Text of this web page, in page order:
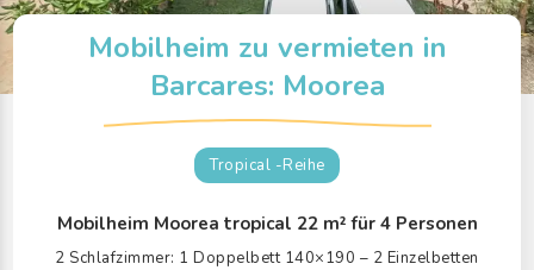
Mobilheim zu vermieten in
Barcares: Moorea
Tropical -Reihe
Mobilheim Moorea tropical 22 m² für 4 Personen
2 Schlafzimmer: 1 Doppelbett 140×190 – 2 Einzelbetten